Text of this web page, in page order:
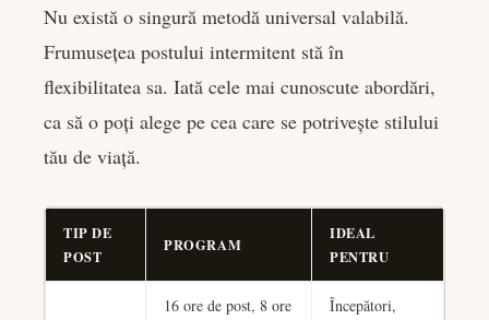
Nu există o singură metodă universal valabilă.
Frumusețea postului intermitent stă în
flexibilitatea sa. Iată cele mai cunoscute abordări,
ca să o poți alege pe cea care se potrivește stilului
tău de viață.
TIP DE
POST
PROGRAM
IDEAL
PENTRU
16 ore de post, 8 ore
Începători,